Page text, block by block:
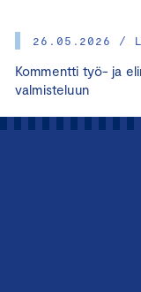
26.05.2026 /
Kommentti työ- ja
valmisteluun